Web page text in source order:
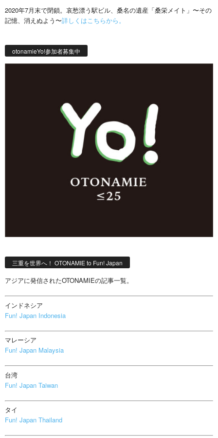
2020年7月末で閉鎖。哀愁漂う駅ビル、桑名の遺産「桑栄メイト」〜その
記憶、消えぬよう〜詳しくはこちらから。
otonamieYo!参加者募集中
三重を世界へ！ OTONAMIE to Fun! Japan
アジアに発信されたOTONAMIEの記事一覧。
インドネシア
Fun! Japan Indonesia
マレーシア
Fun! Japan Malaysia
台湾
Fun! Japan Taiwan
タイ
Fun! Japan Thailand